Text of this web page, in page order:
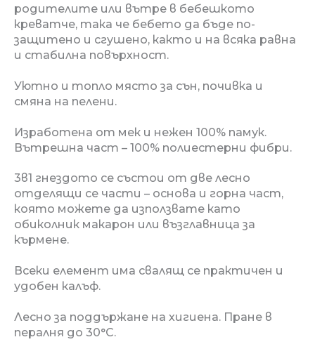
родителите или вътре в бебешкото
креватче, така че бебето да бъде по-
защитено и сгушено, както и на всяка равна
и стабилна повърхност.
Уютно и топло място за сън, почивка и
смяна на пелени.
Изработена от мек и нежен 100% памук.
Вътрешна част – 100% полиестерни фибри.
3в1 гнездото се състои от две лесно
отделящи се части – основа и горна част,
която можете да използвате като
обиколник макарон или възглавница за
кърмене.
Всеки елемент има свалящ се практичен и
удобен калъф.
Лесно за поддържане на хигиена. Пране в
пералня до 30°C.